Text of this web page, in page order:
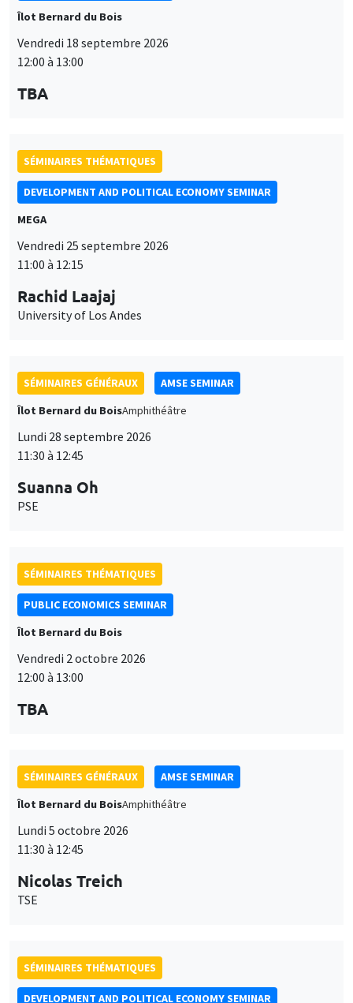
Îlot Bernard du Bois
Vendredi 18 septembre 2026
12:00 à 13:00
TBA
SÉMINAIRES THÉMATIQUES
DEVELOPMENT AND POLITICAL ECONOMY SEMINAR
MEGA
Vendredi 25 septembre 2026
11:00 à 12:15
Rachid Laajaj
University of Los Andes
SÉMINAIRES GÉNÉRAUX
AMSE SEMINAR
Îlot Bernard du BoisAmphithéâtre
Lundi 28 septembre 2026
11:30 à 12:45
Suanna Oh
PSE
SÉMINAIRES THÉMATIQUES
PUBLIC ECONOMICS SEMINAR
Îlot Bernard du Bois
Vendredi 2 octobre 2026
12:00 à 13:00
TBA
SÉMINAIRES GÉNÉRAUX
AMSE SEMINAR
Îlot Bernard du BoisAmphithéâtre
Lundi 5 octobre 2026
11:30 à 12:45
Nicolas Treich
TSE
SÉMINAIRES THÉMATIQUES
DEVELOPMENT AND POLITICAL ECONOMY SEMINAR